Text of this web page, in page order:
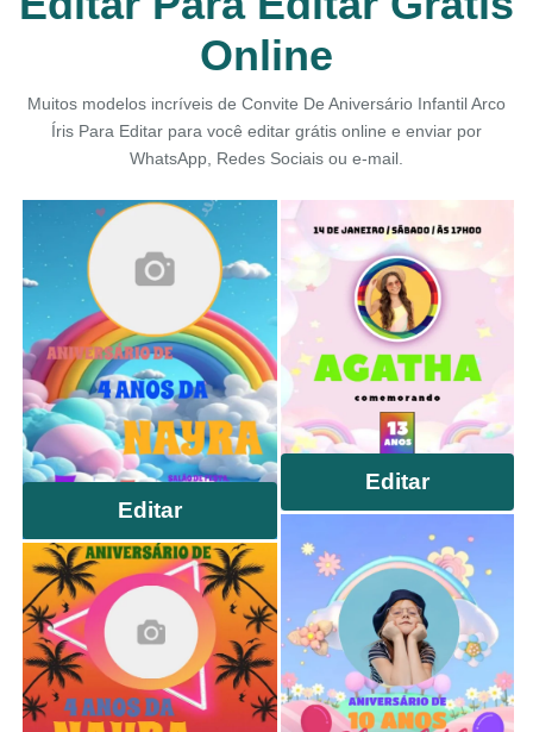
Online
Muitos modelos incríveis de Convite De Aniversário Infantil Arco
Íris Para Editar para você editar grátis online e enviar por
WhatsApp, Redes Sociais ou e-mail.
Editar
Editar